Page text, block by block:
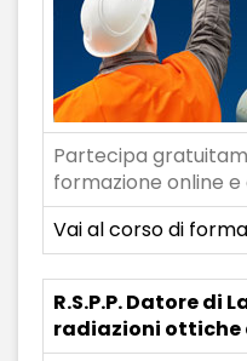
Partecipa
formazione online
Vai al corso di
R.S.P.P. Datore di
radiazioni